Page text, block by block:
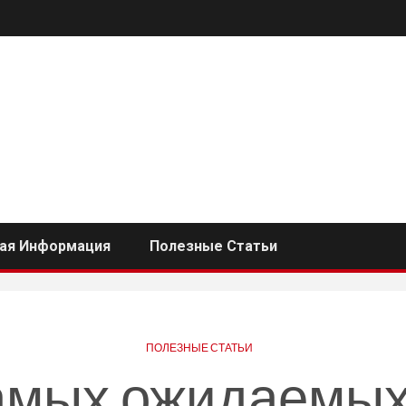
Информация Полезные Статьи
ПОЛЕЗНЫЕ СТАТЬИ